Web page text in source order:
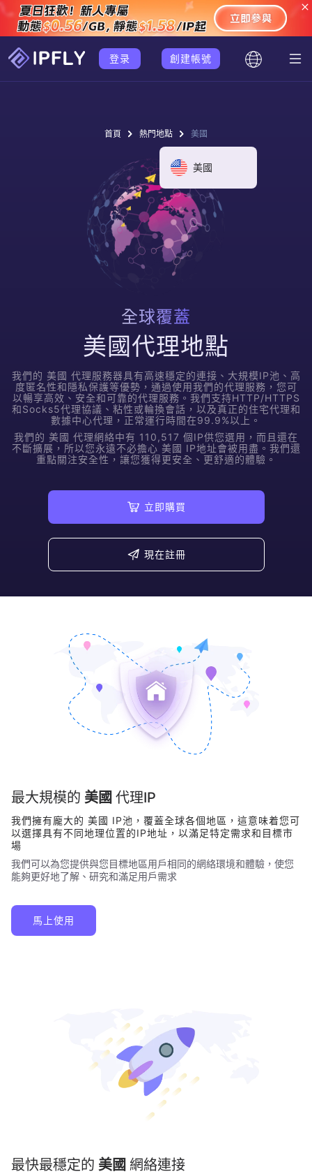
登录 創建帳號
首頁 熱門地點 美國
美國
全球覆蓋
美國代理地點
我們的 美國 代理服務器具有高速穩定的連接、大規模IP池、高
度匿名性和隱私保護等優勢，通過使用我們的代理服務，您可
以暢享高效、安全和可靠的代理服務。我們支持HTTP/HTTPS
和Socks5代理協議、粘性或輪換會話，以及真正的住宅代理和
數據中心代理，正常運行時間在99.9%以上。
我們的 美國 代理網絡中有 110,517 個IP供您選用，而且還在
不斷擴展，所以您永遠不必擔心 美國 IP地址會被用盡。我們還
重點關注安全性，讓您獲得更安全、更舒適的體驗。
立即購買
現在註冊
最大規模的 美國 代理IP
我們擁有龐大的 美國 IP池，覆蓋全球各個地區，這意味着您可
以選擇具有不同地理位置的IP地址，以滿足特定需求和目標市
場
我們可以為您提供與您目標地區用戶相同的網絡環境和體驗，使您
能夠更好地了解、研究和滿足用戶需求
馬上使用
最快最穩定的 美國 網絡連接